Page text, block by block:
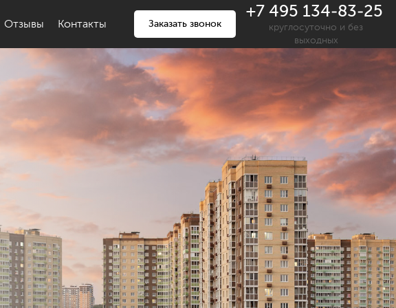
Отзывы Контакты Заказать звонок
+7 495 134-83-25
круглосуточно и без
выходных